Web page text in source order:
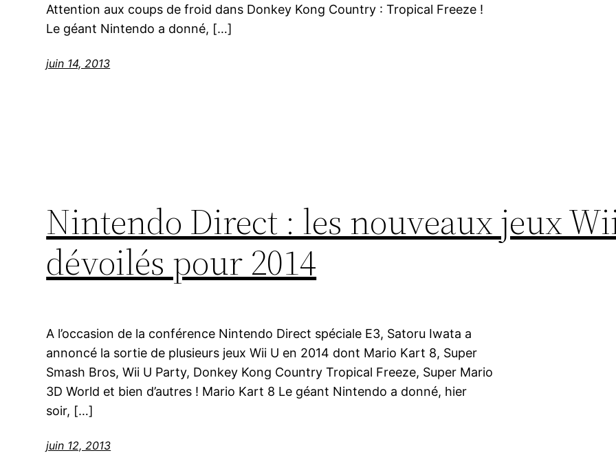
Attention aux coups de froid dans Donkey Kong Country : Tropical Freeze !
Le géant Nintendo a donné, […]
juin 14, 2013
Nintendo Direct : les nouveaux jeux
dévoilés pour 2014
A l’occasion de la conférence Nintendo Direct spéciale E3, Satoru Iwata a
annoncé la sortie de plusieurs jeux Wii U en 2014 dont Mario Kart 8, Super
Smash Bros, Wii U Party, Donkey Kong Country Tropical Freeze, Super Mario
3D World et bien d’autres ! Mario Kart 8 Le géant Nintendo a donné, hier
soir, […]
juin 12, 2013